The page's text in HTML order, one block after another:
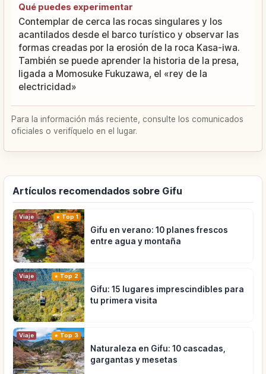
Qué puedes experimentar
Contemplar de cerca las rocas singulares y los
acantilados desde el barco turístico y observar las
formas creadas por la erosión de la roca Kasa-iwa.
También se puede aprender la historia de la presa,
ligada a Momosuke Fukuzawa, el «rey de la
electricidad»
Para la información más reciente, consulte los comunicados
oficiales o verifíquelo en el lugar.
Artículos recomendados sobre Gifu
Viaje Top 1
Gifu en verano: 10 planes frescos
entre agua y montaña
Viaje Top 2
Gifu: 15 lugares imprescindibles para
tu primera visita
Viaje Top 3
Naturaleza en Gifu: 10 cascadas,
gargantas y mesetas